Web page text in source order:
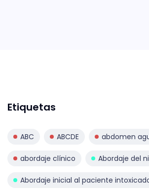
Etiquetas
ABC ABCDE abdomen
abordaje clínico Abordaje del
Abordaje inicial al paciente